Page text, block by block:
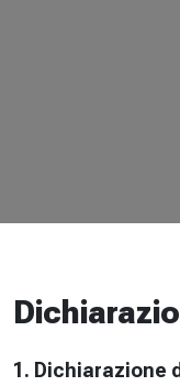
1. Dichiarazione